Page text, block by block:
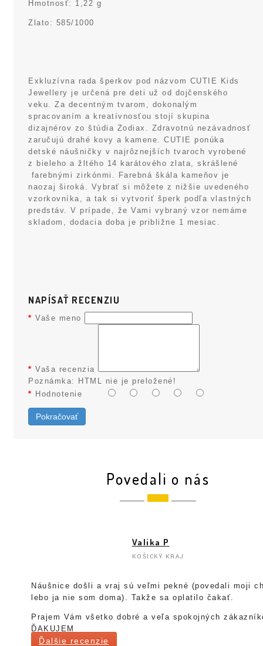
Hmotnosť: 1,22 g
Zlato: 585/1000
Exkluzívna rada šperkov pod názvom CUTIE Kids
Jewellery je určená pre deti už od dojčenského
veku. Za decentným tvarom, dokonalým
spracovaním a kreatívnosťou stojí skupina
dizajnérov zo štúdia Zodiax. Zdravotnú nezávadnosť
zaručujú drahé kovy a kamene. CUTIE ponúka
detské náušničky v najrôznejších tvaroch vyrobené
z bieleho a žltého 14 karátového zlata, skrášlené
farebnými zirkónmi. Farebná škála kameňov je
naozaj široká. Vybrať si môžete z nižšie uvedeného
vzorkovníka, a tak si vytvoriť šperk podľa vlastných
predstáv. V prípade, že Vami vybraný vzor nemáme
skladom, dodacia doba je približne 1 mesiac.
NAPÍSAŤ RECENZIU
Vaše meno
Vaša recenzia
Poznámka:
HTML nie je preložené!
Hodnotenie
Pokračovať
Povedali o nás
Valika P
KOŠICKÝ KRAJ
Náušnice došli a vraj sú veľmi pekné (povedali moji
lebo ja nie som doma). Takže sa oplatilo čakať.
Prajem Vám všetko dobré a veľa spokojných
ĎAKUJEM
Ďalšie recenzie